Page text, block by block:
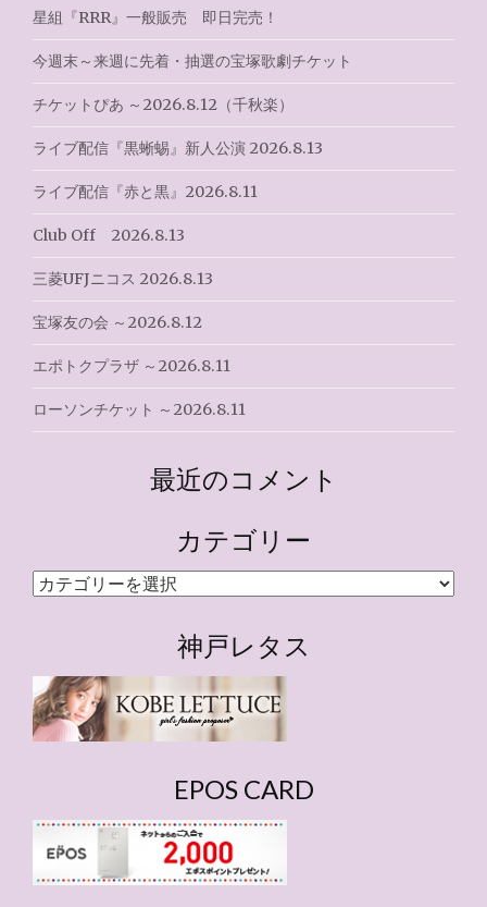
ン
ケ
2026.8.1（広
ナ
ビ
ゲ
ー
シ
ョ
ン
星組『RRR』一般販売 即日完売！
今週末～来週に先着・抽選の宝塚歌劇チケット
チケットぴあ ～2026.8.12（千秋楽）
ライブ配信『黒蜥蜴』新人公演 2026.8.13
ライブ配信『赤と黒』2026.8.11
Club Off 2026.8.13
三菱UFJニコス 2026.8.13
宝塚友の会 ～2026.8.12
エポトクプラザ ～2026.8.11
ローソンチケット ～2026.8.11
最近のコメント
カテゴリー
カ
ー
神戸レタス
EPOS CARD